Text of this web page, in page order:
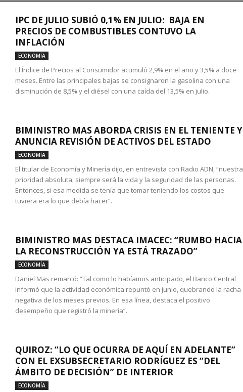
IPC DE JULIO SUBIÓ 0,1% EN JULIO: BAJA EN
PRECIOS DE COMBUSTIBLES CONTUVO LA
INFLACIÓN
ECONOMÍA
El Índice de Precios al Consumidor acumuló 2,9% en el año y 3,5% a doce
meses. Entre las principales bajas se consignaron la gasolina con una
disminución de 8,5% y el diésel con una caída del 13,5% en julio.
BIMINISTRO MAS ABORDA CRISIS EN EL TENIENTE Y
ANUNCIA REVISIÓN DE ACTIVOS DEL ESTADO
ECONOMÍA
El titular de Economía y Minería dijo, en entrevista con Radio ADN, “nuestra
prioridad absoluta, siempre será la vida y la seguridad de las personas.
Entonces, si esa medida se tenía que tomar teniendo los costos que
tuviera era lo que debía hacer”.
BIMINISTRO MAS DESTACA IMACEC: “RUMBO HACIA
LA RECONSTRUCCIÓN YA ESTÁ TRAZADO”
ECONOMÍA
Daniel Mas remarcó: “Tal como lo habíamos anticipado, el Banco Central
informó que la actividad económica repuntó en junio, quebrando la racha
negativa de los meses previos. En esa línea, destaca el positivo
desempeño que registró la minería”.
QUIROZ: “LO QUE OCURRA DE AQUÍ EN ADELANTE”
CON EL EXSUBSECRETARIO RODRÍGUEZ ES “DEL
ÁMBITO DE DECISIÓN” DE INTERIOR
ECONOMÍA